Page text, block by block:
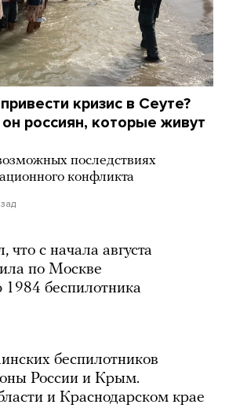
кризис в Сеуте?
россиян, которые живут
последствиях
конфликта
что с начала августа
по Москве
беспилотника
беспилотников
России и Крым.
и Краснодарском крае